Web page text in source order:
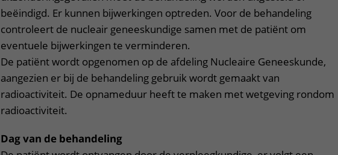
beëindigd. Er kunnen bijwerkingen optreden. Voor de behandeling
controleert de nucleair geneeskundige samen met de patiënt om
eventuele bijwerkingen te verminderen.
De patiënt wordt opgenomen op de afdeling Nucleaire Geneeskunde,
aangezien er bij de behandeling gebruik wordt gemaakt van
radioactiviteit. De opnameduur heeft te maken met wetgeving rondom
radioactiviteit.
Dag van de behandeling